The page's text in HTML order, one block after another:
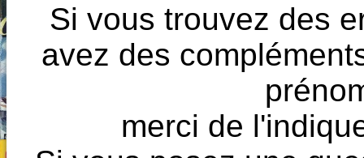
Si vous trouvez des
avez des
merci de